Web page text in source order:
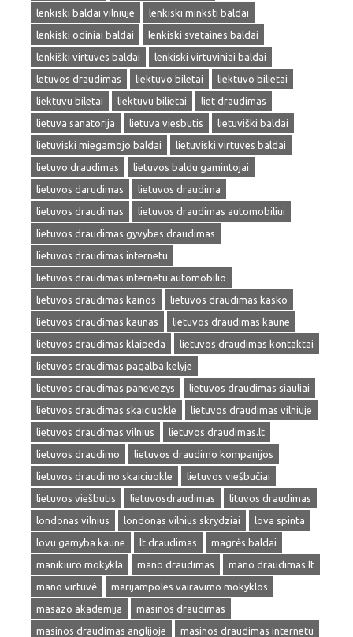
lenkiski baldai vilniuje
lenkiski minksti baldai
lenkiski odiniai baldai
lenkiski svetaines baldai
lenkiški virtuvės baldai
lenkiski virtuviniai baldai
letuvos draudimas
liektuvo biletai
liektuvo bilietai
liektuvu biletai
liektuvu bilietai
liet draudimas
lietuva sanatorija
lietuva viesbutis
lietuviški baldai
lietuviski miegamojo baldai
lietuviski virtuves baldai
lietuvo draudimas
lietuvos baldu gamintojai
lietuvos darudimas
lietuvos draudima
lietuvos draudimas
lietuvos draudimas automobiliui
lietuvos draudimas gyvybes draudimas
lietuvos draudimas internetu
lietuvos draudimas internetu automobilio
lietuvos draudimas kainos
lietuvos draudimas kasko
lietuvos draudimas kaunas
lietuvos draudimas kaune
lietuvos draudimas klaipeda
lietuvos draudimas kontaktai
lietuvos draudimas pagalba kelyje
lietuvos draudimas panevezys
lietuvos draudimas siauliai
lietuvos draudimas skaiciuokle
lietuvos draudimas vilniuje
lietuvos draudimas vilnius
lietuvos draudimas.lt
lietuvos draudimo
lietuvos draudimo kompanijos
lietuvos draudimo skaiciuokle
lietuvos viešbučiai
lietuvos viešbutis
lietuvosdraudimas
lituvos draudimas
londonas vilnius
londonas vilnius skrydziai
lova spinta
lovu gamyba kaune
lt draudimas
magrės baldai
manikiuro mokykla
mano draudimas
mano draudimas.lt
mano virtuvė
marijampoles vairavimo mokyklos
masazo akademija
masinos draudimas
masinos draudimas anglijoje
masinos draudimas internetu